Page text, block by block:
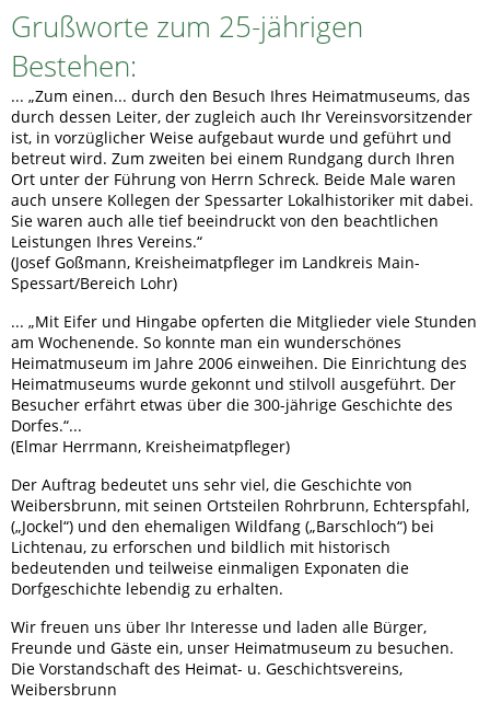
Grußworte zum 25-jährigen
Bestehen:
... „Zum einen... durch den Besuch Ihres Heimatmuseums, das
durch dessen Leiter, der zugleich auch Ihr Vereinsvorsitzender
ist, in vorzüglicher Weise aufgebaut wurde und geführt und
betreut wird. Zum zweiten bei einem Rundgang durch Ihren
Ort unter der Führung von Herrn Schreck. Beide Male waren
auch unsere Kollegen der Spessarter Lokalhistoriker mit dabei.
Sie waren auch alle tief beeindruckt von den beachtlichen
Leistungen Ihres Vereins.“
(Josef Goßmann, Kreisheimatpfleger im Landkreis Main-
Spessart/Bereich Lohr)
... „Mit Eifer und Hingabe opferten die Mitglieder viele Stunden
am Wochenende. So konnte man ein wunderschönes
Heimatmuseum im Jahre 2006 einweihen. Die Einrichtung des
Heimatmuseums wurde gekonnt und stilvoll ausgeführt. Der
Besucher erfährt etwas über die 300-jährige Geschichte des
Dorfes.“...
(Elmar Herrmann, Kreisheimatpfleger)
Der Auftrag bedeutet uns sehr viel, die Geschichte von
Weibersbrunn, mit seinen Ortsteilen Rohrbrunn, Echterspfahl,
(„Jockel“) und den ehemaligen Wildfang („Barschloch“) bei
Lichtenau, zu erforschen und bildlich mit historisch
bedeutenden und teilweise einmaligen Exponaten die
Dorfgeschichte lebendig zu erhalten.
Wir freuen uns über Ihr Interesse und laden alle Bürger,
Freunde und Gäste ein, unser Heimatmuseum zu besuchen.
Die Vorstandschaft des Heimat- u. Geschichtsvereins,
Weibersbrunn